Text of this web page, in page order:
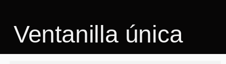
Ventanilla única